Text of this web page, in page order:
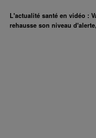
L'actualité santé en vidéo :
rehausse son niveau